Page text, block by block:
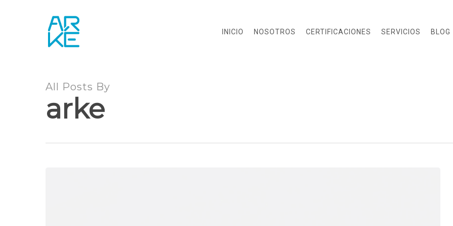
INICIO NOSOTROS CERTIFICACIONES SERVICIOS BLOG
All Posts By
arke